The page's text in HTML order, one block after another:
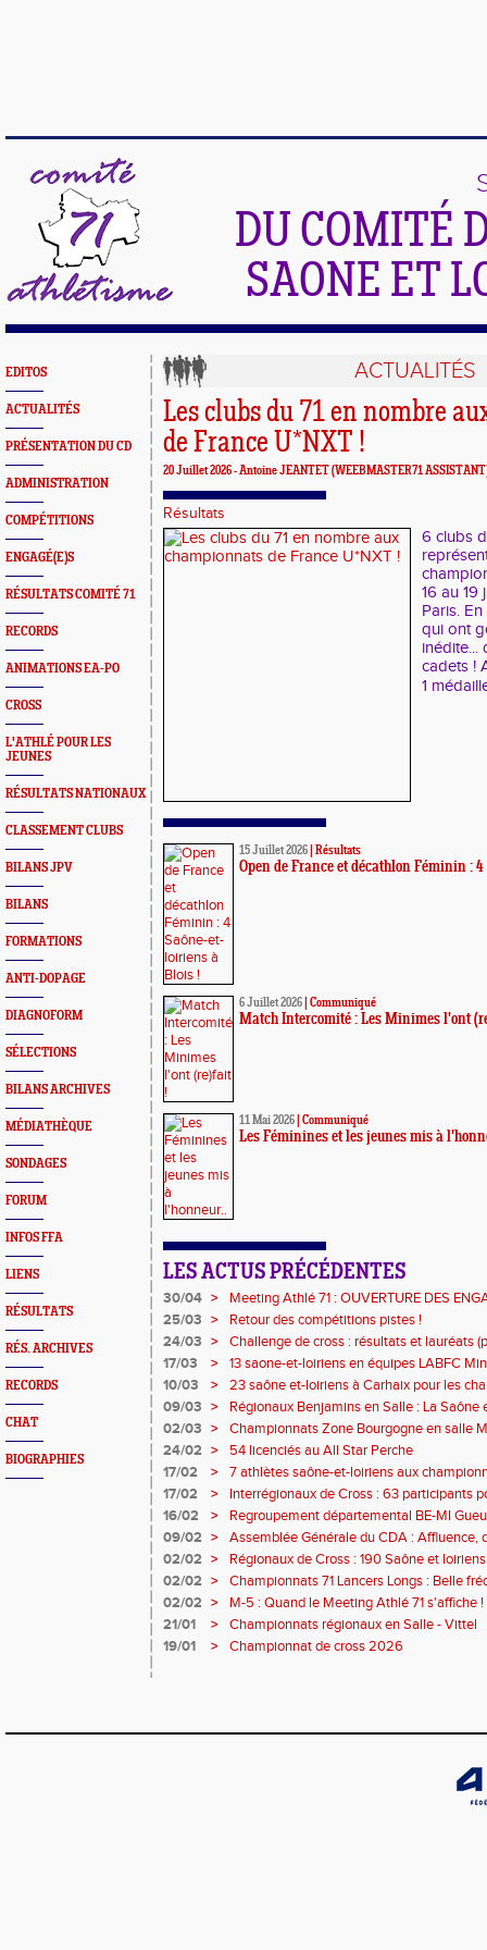
DU COMITÉ
SAONE ET
EDITOS
ACTUALITÉS
PRÉSENTATION DU CD
ADMINISTRATION
COMPÉTITIONS
ENGAGÉ(E)S
RÉSULTATS COMITÉ 71
RECORDS
ANIMATIONS EA-PO
CROSS
L'ATHLÉ POUR LES
JEUNES
RÉSULTATS NATIONAUX
CLASSEMENT CLUBS
BILANS JPV
BILANS
FORMATIONS
ANTI-DOPAGE
DIAGNOFORM
SÉLECTIONS
BILANS ARCHIVES
MÉDIATHÈQUE
SONDAGES
FORUM
INFOS FFA
LIENS
RÉSULTATS
RÉS. ARCHIVES
RECORDS
CHAT
BIOGRAPHIES
ACTUALITÉS
Les clubs du 71 en nombre
de France U*NXT !
20 Juillet 2026 -Antoine JEANTET(WEEBMASTER71
Résultats
6 clubs
16 au 19
Paris.
qui ont
inédite...
cadets !
1
15 Juillet 2026 Résultats
Open de France et décathlon Féminin :
6 Juillet 2026 Communiqué
Match Intercomité : Les Minimes l'ont
11 Mai 2026 Communiqué
Les Féminines et les jeunes mis à
LES ACTUS PRÉCÉDENTES
30/04 >
Meeting Athlé 71 : OUVERTURE DES
25/03 >
Retour des compétitions pistes !
24/03 >
Challenge de cross : résultats et lauréats
17/03
>
13 saone-et-loiriens en équipes LABFC
couleurs de la Ligue à Metz
10/03 >
23 saône et-loiriens à Carhaix pour les
Cross !
09/03 >
Régionaux Benjamins en Salle : La Saône
l'affiche !
02/03 >
Championnats Zone Bourgogne en salle
médailles pour les athlètes du 71 !
24/02 >
54 licenciés au All Star Perche
17/02
>
7 athlètes saône-et-loiriens aux
pour Céline BESSE !
17/02 >
Interrégionaux de Cross : 63 participants
- 3 podiums et 21 qualifiés !
16/02 >
Regroupement départemental BE-MI
plein !
09/02 >
Assemblée Générale du CDA : Affluence,
RDV !
02/02 >
Régionaux de Cross : 190 Saône et
02/02 >
Championnats 71 Lancers Longs : Belle
performances au RDV ce samedi à
02/02 >
M-5 : Quand le Meeting Athlé 71 s'affiche !
21/01
>
Championnats régionaux en Salle - Vittel
19/01
> Championnat de cross 2026